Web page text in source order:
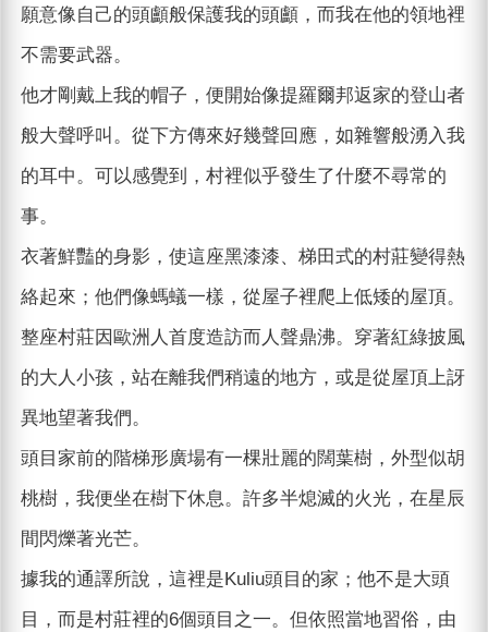
願意像自己的頭顱般保護我的頭顱，而我在他的領地裡
不需要武器。
他才剛戴上我的帽子，便開始像提羅爾邦返家的登山者
般大聲呼叫。從下方傳來好幾聲回應，如雜響般湧入我
的耳中。可以感覺到，村裡似乎發生了什麼不尋常的
事。
衣著鮮豔的身影，使這座黑漆漆、梯田式的村莊變得熱
絡起來；他們像螞蟻一樣，從屋子裡爬上低矮的屋頂。
整座村莊因歐洲人首度造訪而人聲鼎沸。穿著紅綠披風
的大人小孩，站在離我們稍遠的地方，或是從屋頂上訝
異地望著我們。
頭目家前的階梯形廣場有一棵壯麗的闊葉樹，外型似胡
桃樹，我便坐在樹下休息。許多半熄滅的火光，在星辰
間閃爍著光芒。
據我的通譯所說，這裡是Kuliu頭目的家；他不是大頭
目，而是村莊裡的6個頭目之一。但依照當地習俗，由